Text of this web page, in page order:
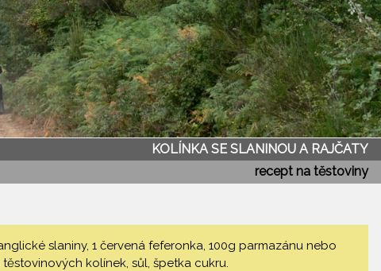
KOLÍNKA SE SLANINOU A RAJČATY
recept na těstoviny
slaniny, 1 červená feferonka, 100g parmazánu nebo
kolínek, sůl, špetka cukru.